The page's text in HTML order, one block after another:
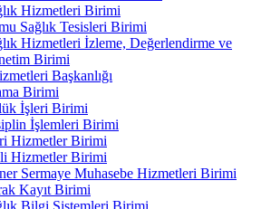
Hizmetleri Birimi
Sağlık Tesisleri Birimi
Hizmetleri İzleme, Değerlendirme ve
Birimi
Başkanlığı
Birimi
İşleri Birimi
İşlemleri Birimi
Hizmetler Birimi
Hizmetler Birimi
Sermaye Muhasebe Hizmetleri Birimi
Kayıt Birimi
Bilgi Sistemleri Birimi